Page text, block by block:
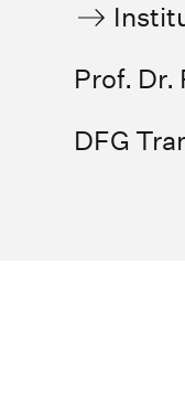
Prof. Dr.
DFG